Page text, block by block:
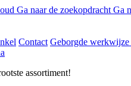
Ga naar de zoekopdracht Ga
Contact Geborgde werkwijze
assortiment!